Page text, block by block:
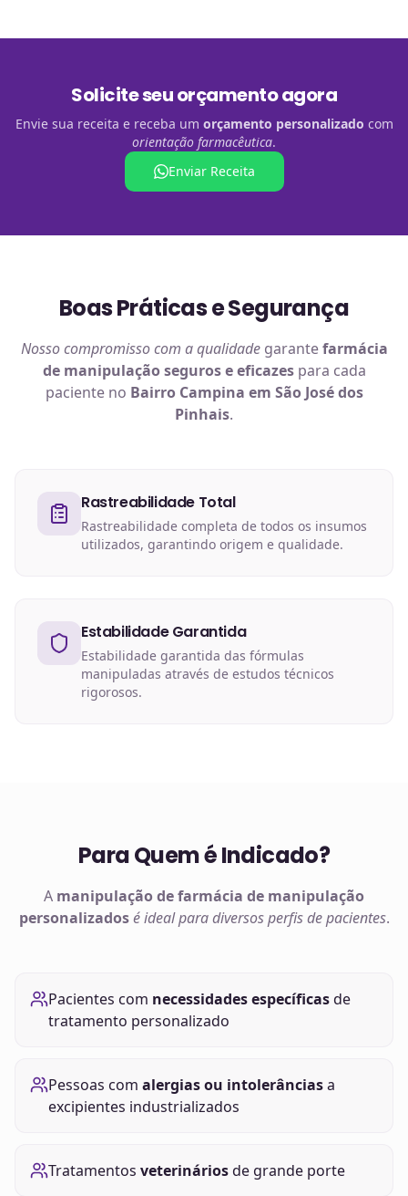
Solicite seu orçamento agora
Envie sua receita e receba um orçamento personalizado com
orientação farmacêutica.
Enviar Receita
Boas Práticas e Segurança
Nosso compromisso com a qualidadegarantefarmácia
de manipulaçãoseguros e eficazespara cada
paciente no Bairro Campina em São José dos
Pinhais.
Rastreabilidade Total
Rastreabilidade completa de todos os insumos
utilizados, garantindo origem e qualidade.
Estabilidade Garantida
Estabilidade garantida das fórmulas
manipuladas através de estudos técnicos
rigorosos.
Para Quem é Indicado?
A manipulação defarmácia de manipulação
personalizados é ideal para diversos perfis de pacientes.
Pacientes com necessidades específicasde
tratamento personalizado
Pessoas com alergias ou intolerânciasa
excipientes industrializados
Tratamentos veterináriosde grande porte